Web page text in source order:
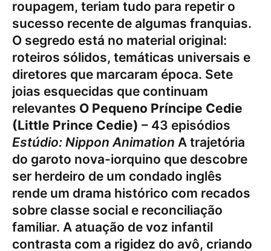
roupagem, teriam tudo para repetir o
sucesso recente de algumas franquias.
O segredo está no material original:
roteiros sólidos, temáticas universais e
diretores que marcaram época. Sete
joias esquecidas que continuam
relevantes O Pequeno Príncipe Cedie
(Little Prince Cedie) – 43 episódios
Estúdio: Nippon Animation A trajetória
do garoto nova-iorquino que descobre
ser herdeiro de um condado inglês
rende um drama histórico com recados
sobre classe social e reconciliação
familiar. A atuação de voz infantil
contrasta com a rigidez do avô, criando